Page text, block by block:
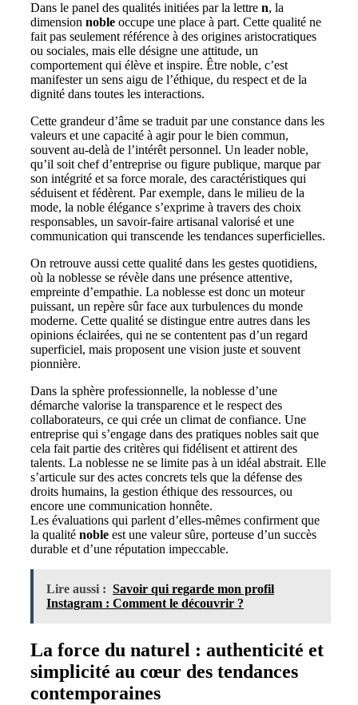
Dans le panel des qualités initiées par la lettre n, la
dimension noble occupe une place à part. Cette qualité ne
fait pas seulement référence à des origines aristocratiques
ou sociales, mais elle désigne une attitude, un
comportement qui élève et inspire. Être noble, c’est
manifester un sens aigu de l’éthique, du respect et de la
dignité dans toutes les interactions.
Cette grandeur d’âme se traduit par une constance dans les
valeurs et une capacité à agir pour le bien commun,
souvent au-delà de l’intérêt personnel. Un leader noble,
qu’il soit chef d’entreprise ou figure publique, marque par
son intégrité et sa force morale, des caractéristiques qui
séduisent et fédèrent. Par exemple, dans le milieu de la
mode, la noble élégance s’exprime à travers des choix
responsables, un savoir-faire artisanal valorisé et une
communication qui transcende les tendances superficielles.
On retrouve aussi cette qualité dans les gestes quotidiens,
où la noblesse se révèle dans une présence attentive,
empreinte d’empathie. La noblesse est donc un moteur
puissant, un repère sûr face aux turbulences du monde
moderne. Cette qualité se distingue entre autres dans les
opinions éclairées, qui ne se contentent pas d’un regard
superficiel, mais proposent une vision juste et souvent
pionnière.
Dans la sphère professionnelle, la noblesse d’une
démarche valorise la transparence et le respect des
collaborateurs, ce qui crée un climat de confiance. Une
entreprise qui s’engage dans des pratiques nobles sait que
cela fait partie des critères qui fidélisent et attirent des
talents. La noblesse ne se limite pas à un idéal abstrait. Elle
s’articule sur des actes concrets tels que la défense des
droits humains, la gestion éthique des ressources, ou
encore une communication honnête.
Les évaluations qui parlent d’elles-mêmes confirment que
la qualité noble est une valeur sûre, porteuse d’un succès
durable et d’une réputation impeccable.
Lire aussi : Savoir qui regarde mon profil
Instagram : Comment le découvrir ?
La force du naturel : authenticité et
simplicité au cœur des tendances
contemporaines